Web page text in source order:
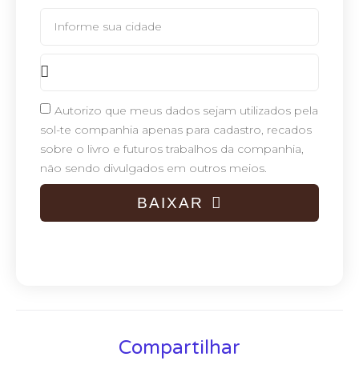
Autorizo que meus dados sejam utilizados pela
sol-te companhia apenas para cadastro, recados
sobre o livro e futuros trabalhos da companhia,
não sendo divulgados em outros meios.
BAIXAR
Compartilhar